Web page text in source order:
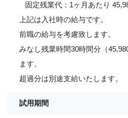
固定残業代：1ヶ月あたり
上記は入社時の給与です。
前職の給与を考慮致します。
みなし残業時間30時間分（
ます。
超過分は別途支給いたします。
試用期間